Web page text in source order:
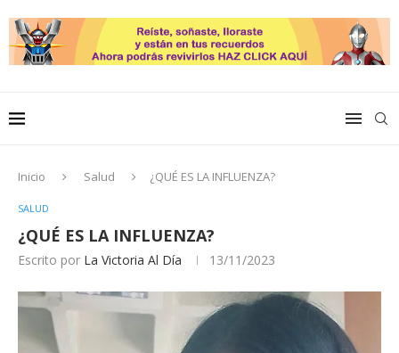
Inicio Salud ¿QUÉ ES LA INFLUENZA?
SALUD
¿QUÉ ES LA INFLUENZA?
Escrito por La Victoria Al Día 13/11/2023